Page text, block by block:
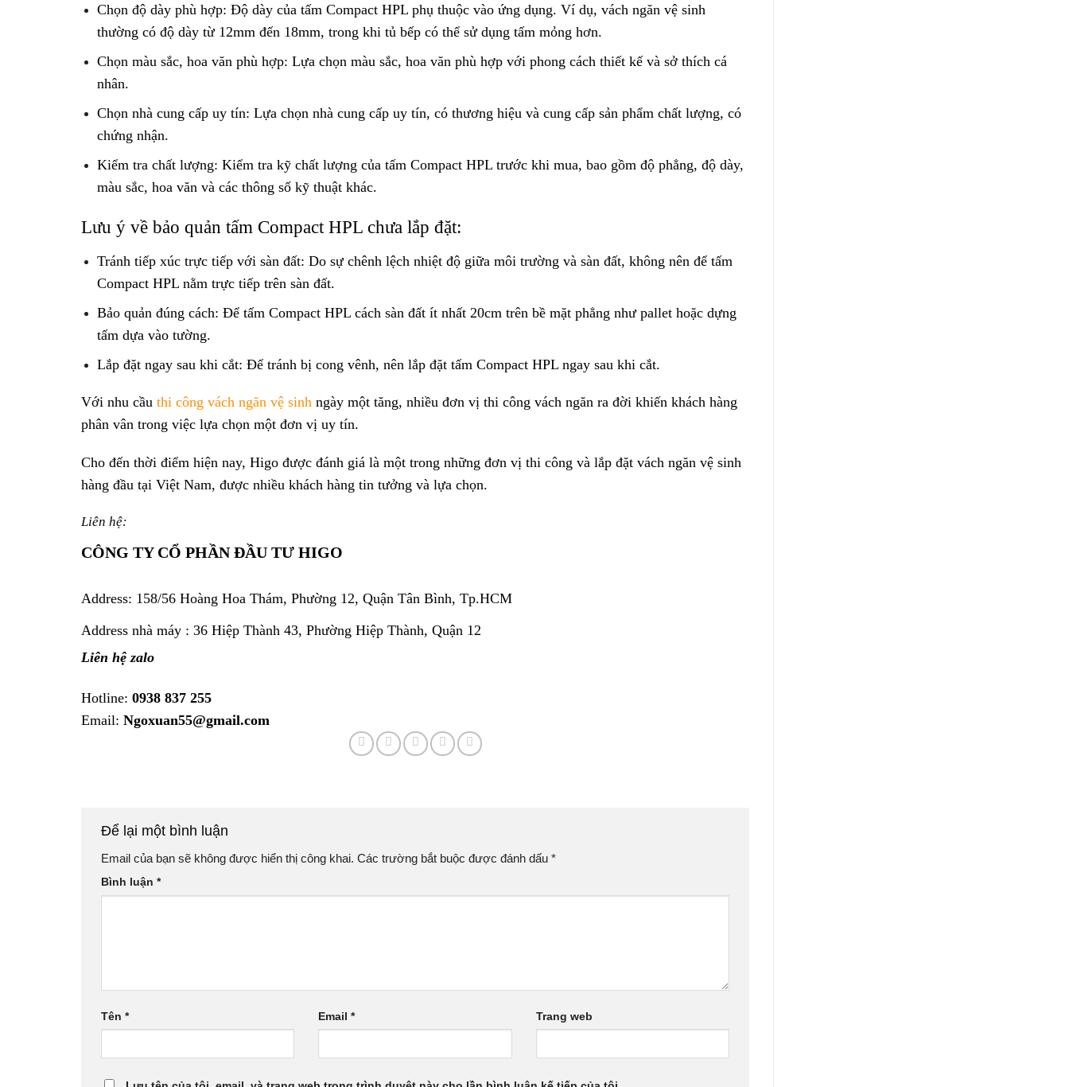
Chọn độ dày phù hợp: Độ dày của tấm Compact HPL phụ thuộc vào ứng dụng. Ví dụ, vách ngăn vệ sinh
thường có độ dày từ 12mm đến 18mm, trong khi tủ bếp có thể sử dụng tấm mỏng hơn.
Chọn màu sắc, hoa văn phù hợp: Lựa chọn màu sắc, hoa văn phù hợp với phong cách thiết kế và sở thích cá
nhân.
Chọn nhà cung cấp uy tín: Lựa chọn nhà cung cấp uy tín, có thương hiệu và cung cấp sản phẩm chất lượng, có
chứng nhận.
Kiểm tra chất lượng: Kiểm tra kỹ chất lượng của tấm Compact HPL trước khi mua, bao gồm độ phẳng, độ dày,
màu sắc, hoa văn và các thông số kỹ thuật khác.
Lưu ý về bảo quản tấm Compact HPL chưa lắp đặt:
Tránh tiếp xúc trực tiếp với sàn đất: Do sự chênh lệch nhiệt độ giữa môi trường và sàn đất, không nên để tấm
Compact HPL nằm trực tiếp trên sàn đất.
Bảo quản đúng cách: Để tấm Compact HPL cách sàn đất ít nhất 20cm trên bề mặt phẳng như pallet hoặc dựng
tấm dựa vào tường.
Lắp đặt ngay sau khi cắt: Để tránh bị cong vênh, nên lắp đặt tấm Compact HPL ngay sau khi cắt.
Với nhu cầu thi công vách ngăn vệ sinh ngày một tăng, nhiều đơn vị thi công vách ngăn ra đời khiến khách hàng
phân vân trong việc lựa chọn một đơn vị uy tín.
Cho đến thời điểm hiện nay, Higo được đánh giá là một trong những đơn vị thi công và lắp đặt vách ngăn vệ sinh
hàng đầu tại Việt Nam, được nhiều khách hàng tin tưởng và lựa chọn.
Liên hệ:
CÔNG TY CỔ PHẦN ĐẦU TƯ HIGO
Address: 158/56 Hoàng Hoa Thám, Phường 12, Quận Tân Bình, Tp.HCM
Address nhà máy : 36 Hiệp Thành 43, Phường Hiệp Thành, Quận 12
Liên hệ zalo
Hotline: 0938 837 255
Email: Ngoxuan55@gmail.com
Để lại một bình luận
Email của bạn sẽ không được hiển thị công khai. Các trường bắt buộc được đánh dấu *
Bình luận *
Tên * Email* Trang web